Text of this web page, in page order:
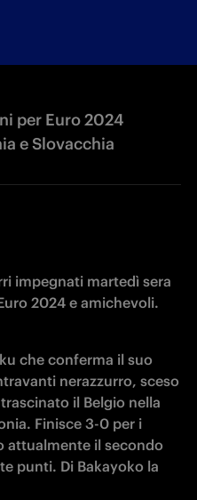
per Euro 2024
e Slovacchia
impegnati martedì sera
2024 e amichevoli.
che conferma il suo
nerazzurro, sceso
il Belgio nella
Finisce 3-0 per i
attualmente il secondo
punti. Di Bakayoko la